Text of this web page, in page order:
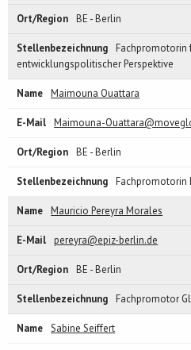
BE - Berlin
Fachpromotorin
entwicklungspolitischer Perspektive
Maimouna Ouattara
Maimouna-
BE - Berlin
Fachpromotorin
Mauricio Pereyra Morales
pereyra@epiz-berlin.de
BE - Berlin
Fachpromotor
Sabine Seiffert